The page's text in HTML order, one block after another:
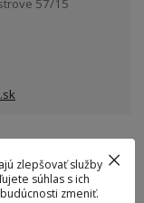
57/15
zlepšovať služby
súhlas s ich
zmeniť.